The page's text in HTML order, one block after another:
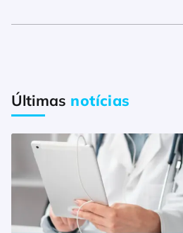
Últimas notícias